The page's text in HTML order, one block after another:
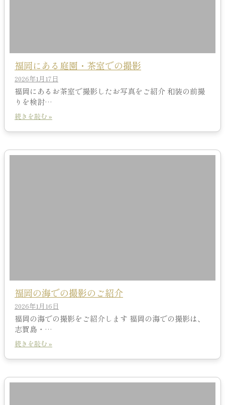
福岡にある庭園・茶室での撮影
2026年1月17日
福岡にあるお茶室で撮影したお写真をご紹介 和装の前撮
りを検討…
続きを読む »
福岡の海での撮影のご紹介
2026年1月16日
福岡の海での撮影をご紹介します 福岡の海での撮影は、
志賀島・…
続きを読む »